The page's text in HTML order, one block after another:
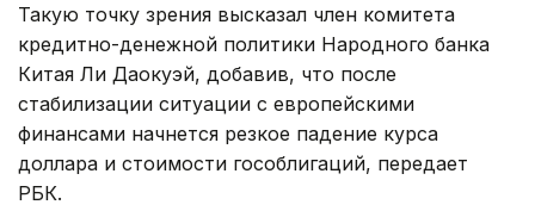
Такую точку зрения высказал член комитета
кредитно-денежной политики Народного банка
Китая Ли Даокуэй, добавив, что после
стабилизации ситуации с европейскими
финансами начнется резкое падение курса
доллара и стоимости гособлигаций, передает
РБК.